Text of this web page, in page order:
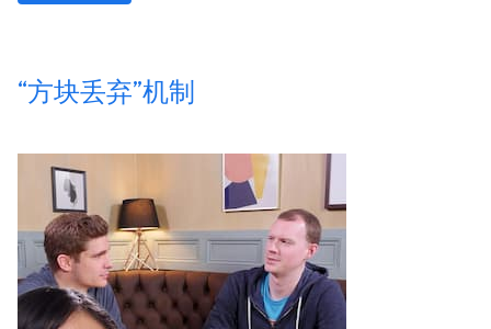
“方块丢弃”机制